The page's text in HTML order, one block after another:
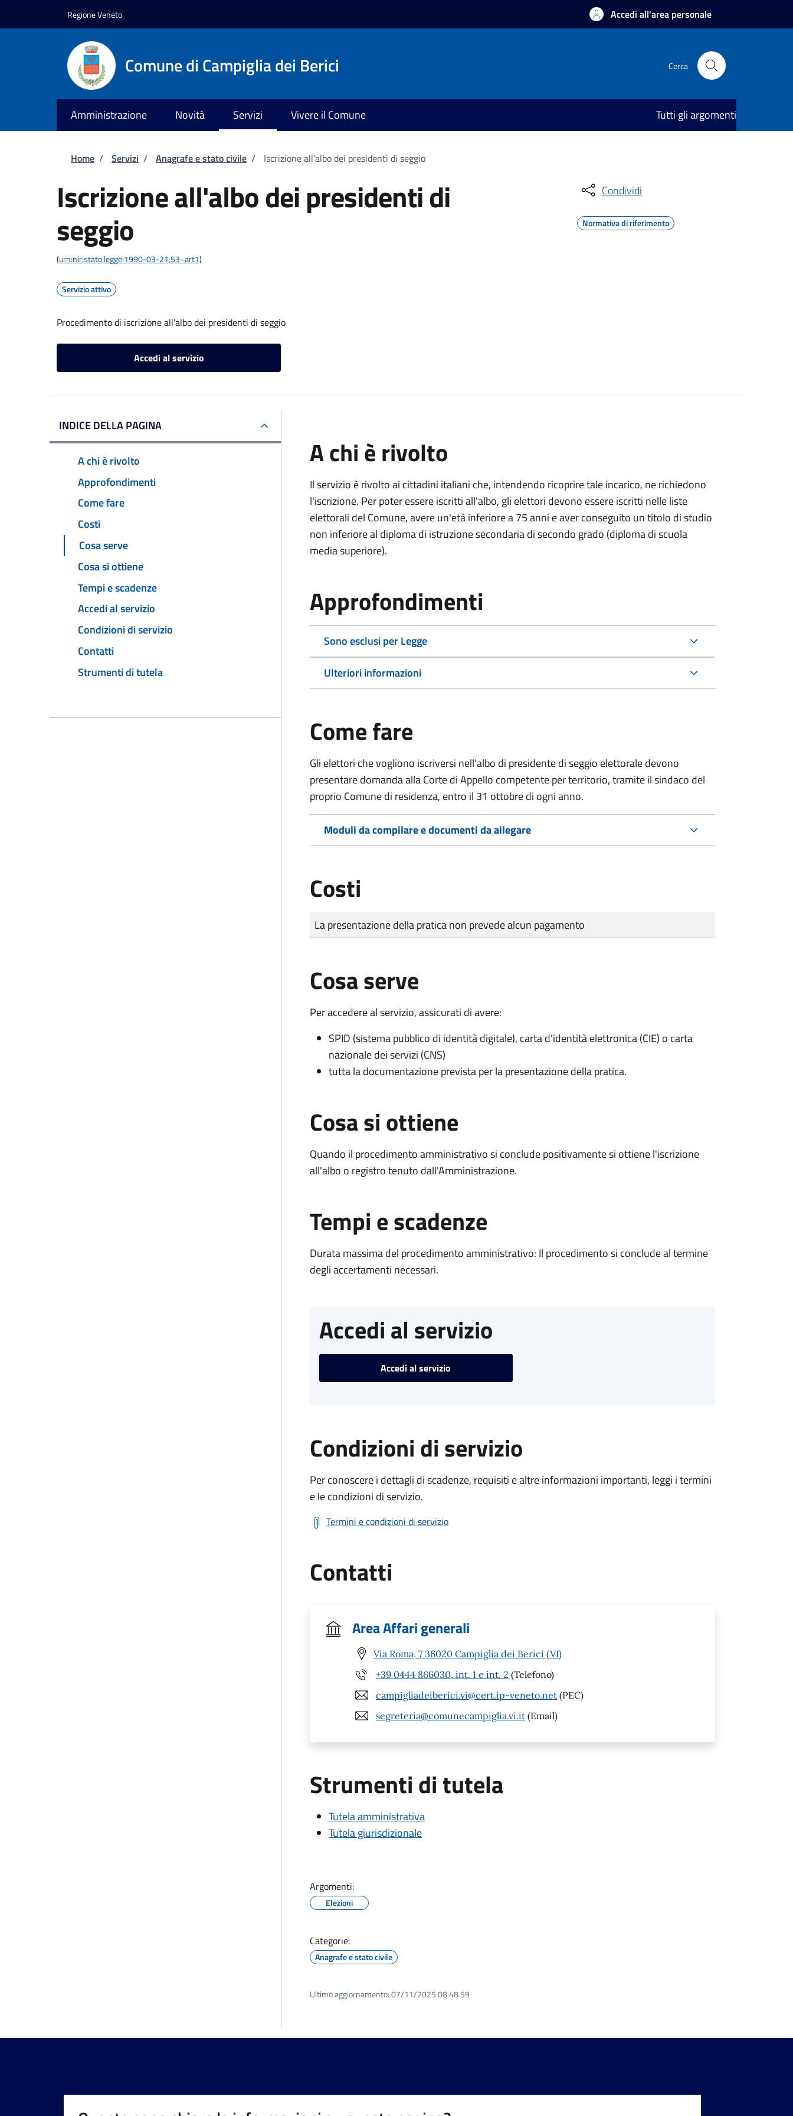
Regione Veneto Accedi all'area personale
Comune di Campiglia dei Berici Cerca
Amministrazione Novità Servizi Vivere il Comune Tutti gli argomenti
Briciole di pane
Home / Servizi / Anagrafe e stato civile / Iscrizione all'albo dei presidenti di seggio
Iscrizione all'albo dei presidenti di
seggio
(urn:nir:stato:legge:1990-03-21;53~art1)
Servizio attivo
Procedimento di iscrizione all'albo dei presidenti di seggio
Accedi al servizio
Condividi
Normativa di riferimento
INDICE DELLA PAGINA
A chi è rivolto
Approfondimenti
Come fare
Costi
Cosa serve
Cosa si ottiene
Tempi e scadenze
Accedi al servizio
Condizioni di servizio
Contatti
Strumenti di tutela
A chi è rivolto
Il servizio è rivolto ai cittadini italiani che, intendendo ricoprire tale incarico, ne richiedono
l'iscrizione. Per poter essere iscritti all'albo, gli elettori devono essere iscritti nelle liste
elettorali del Comune, avere un'età inferiore a 75 anni e aver conseguito un titolo di studio
non inferiore al diploma di istruzione secondaria di secondo grado (diploma di scuola
media superiore).
Approfondimenti
Sono esclusi per Legge
Ulteriori informazioni
Come fare
Gli elettori che vogliono iscriversi nell'albo di presidente di seggio elettorale devono
presentare domanda alla Corte di Appello competente per territorio, tramite il sindaco del
proprio Comune di residenza, entro il 31 ottobre di ogni anno.
Moduli da compilare e documenti da allegare
Costi
Tipo di pagamento
Importo
La presentazione della pratica non prevede alcun pagamento
Cosa serve
Per accedere al servizio, assicurati di avere:
SPID (sistema pubblico di identità digitale), carta d’identità elettronica (CIE) o carta
nazionale dei servizi (CNS)
tutta la documentazione prevista per la presentazione della pratica.
Cosa si ottiene
Quando il procedimento amministrativo si conclude positivamente si ottiene l'iscrizione
all'albo o registro tenuto dall'Amministrazione.
Tempi e scadenze
Durata massima del procedimento amministrativo: Il procedimento si conclude al termine
degli accertamenti necessari.
Accedi al servizio
Accedi al servizio
Condizioni di servizio
Per conoscere i dettagli di scadenze, requisiti e altre informazioni importanti, leggi i termini
e le condizioni di servizio.
Termini e condizioni di servizio
Contatti
Area Affari generali
Via Roma, 7 36020 Campiglia dei Berici (VI)
+39 0444 866030, int. 1 e int. 2 (Telefono)
campigliadeiberici.vi@cert.ip-veneto.net (PEC)
segreteria@comunecampiglia.vi.it (Email)
Strumenti di tutela
Tutela amministrativa
Tutela giurisdizionale
Argomenti:
Elezioni
Categorie:
Anagrafe e stato civile
Ultimo aggiornamento:07/11/2025 08:48.59